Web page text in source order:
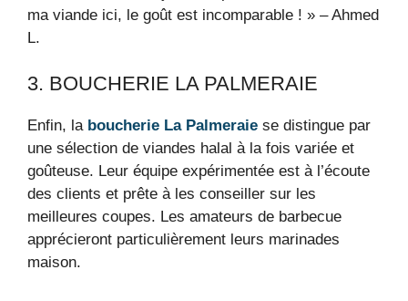
ma viande ici, le goût est incomparable ! » – Ahmed
L.
3. BOUCHERIE LA PALMERAIE
Enfin, la boucherie La Palmeraie se distingue par
une sélection de viandes halal à la fois variée et
goûteuse. Leur équipe expérimentée est à l’écoute
des clients et prête à les conseiller sur les
meilleures coupes. Les amateurs de barbecue
apprécieront particulièrement leurs marinades
maison.